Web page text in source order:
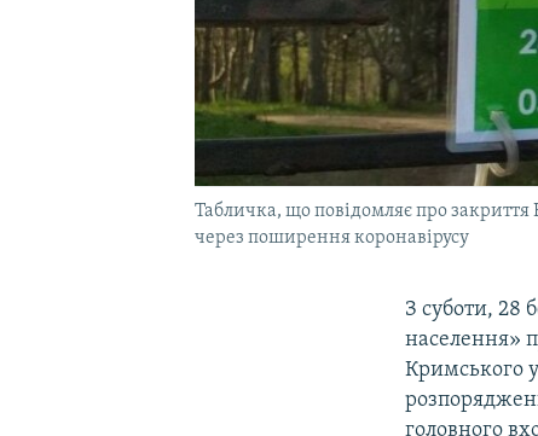
Табличка, що повідомляє про закриття
через поширення коронавірусу
З суботи, 28
населення»
Кримського
головного